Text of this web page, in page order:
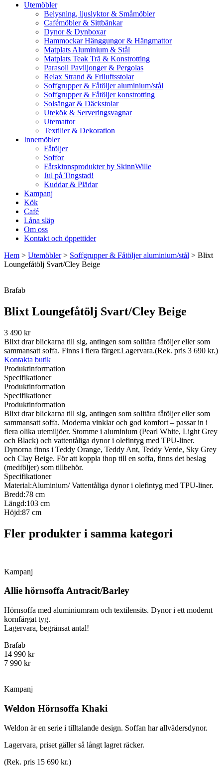
Utemöbler
Belysning, ljuslyktor & Småmöbler
Cafémöbler & Sittbänkar
Dynor & Dynboxar
Hammockar Hänggungor & Hängmattor
Matplats Aluminium & Stål
Matplats Teak Trä & Konstrotting
Parasoll Paviljonger & Pergolas
Relax Strand & Friluftsstolar
Soffgrupper & Fåtöljer aluminium/stål
Soffgrupper & Fåtöljer konstrotting
Solsängar & Däckstolar
Utekök & Serveringsvagnar
Utemattor
Textilier & Dekoration
Innemöbler
Fåtöljer
Soffor
Fårskinnsprodukter by SkinnWille
Jul på Tingstad!
Kuddar & Plädar
Kampanj
Kök
Café
Låna släp
Om oss
Kontakt och öppettider
Hem > Utemöbler> Soffgrupper & Fåtöljer aluminium/stål > Blixt
Loungefåtölj Svart/Cley Beige
Brafab
Blixt Loungefåtölj Svart/Cley Beige
3 490 kr
Blixt drar blickarna till sig, antingen som solitära fåtöljer eller som
sammansatt soffa. Finns i flera färger.Lagervara.(Rek. pris 3 690 kr.)
Kontakta butik
Produktinformation
Specifikationer
Produktinformation
Specifikationer
Produktinformation
Blixt drar blickarna till sig, antingen som solitära fåtöljer eller som
sammansatt soffa. Moderna vinklar och god komfort – passar in i
flera olika utemiljöer. Stomme i aluminium (Pearl White, Light Grey
och Black) och vattentåliga dynor i olefintyg med TPU-liner.
Dynorna finns i Teddy Orange, Teddy Ant, Teddy Verde, Sky Grey
och Clay Beige. För att koppla ihop till en soffa, finns det beslag
(medföljer) som tillbehör.
Specifikationer
Material:Aluminium/ Vattentåliga dynor i olefintyg med TPU-liner.
Bredd:78 cm
Längd:103 cm
Höjd:87 cm
Fler produkter i samma kategori
Kampanj
Allie hörnsoffa Antracit/Barley
Hörnsoffa med aluminiumram och textilensits. Dynor i ett modernt
kornfärgat tyg.
Lagervara, begränsat antal!
Brafab
14 990 kr
7 990 kr
Kampanj
Weldon Hörnsoffa Khaki
Weldon är en serie i tilltalande design. Soffan har allvädersdynor.
Lagervara, priset gäller så långt lagret räcker.
(Rek. pris 15 690 kr.)